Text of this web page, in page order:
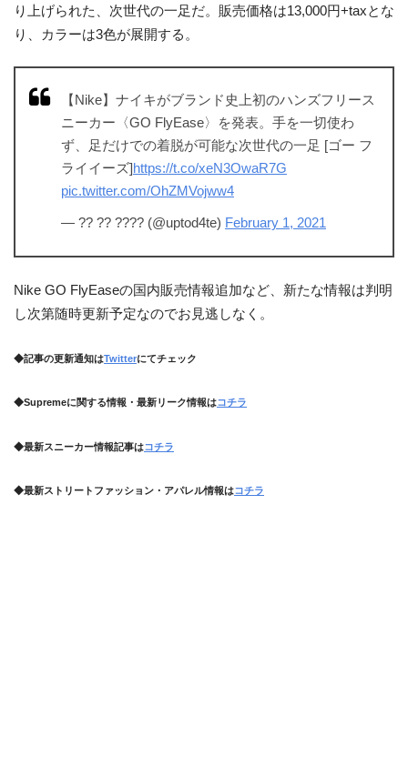
り上げられた、次世代の一足だ。販売価格は13,000円+taxとな
り、カラーは3色が展開する。
【Nike】ナイキがブランド史上初のハンズフリース
ニーカー〈GO FlyEase〉を発表。手を一切使わ
ず、足だけでの着脱が可能な次世代の一足 [ゴー フ
ライイーズ] https://t.co/xeN3OwaR7G
pic.twitter.com/OhZMVojww4
— ?? ?? ???? (@uptod4te) February 1, 2021
Nike GO FlyEaseの国内販売情報追加など、新たな情報は判明
し次第随時更新予定なのでお見逃しなく。
◆記事の更新通知はTwitterにてチェック
◆Supremeに関する情報・最新リーク情報はコチラ
◆最新スニーカー情報記事はコチラ
◆最新ストリートファッション・アパレル情報はコチラ